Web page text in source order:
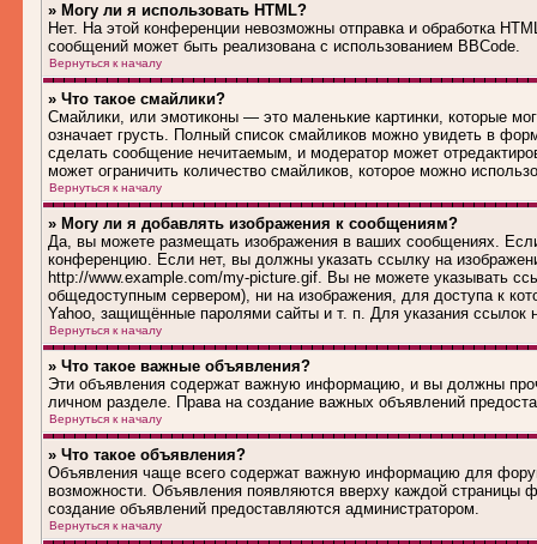
» Могу ли я использовать HTML?
Нет. На этой конференции невозможны отправка и обработка
сообщений может быть реализована с использованием BBCode.
Вернуться к началу
» Что такое смайлики?
Смайлики, или эмотиконы — это маленькие картинки, которые
означает грусть. Полный список смайликов можно увидеть в
сделать сообщение нечитаемым, и модератор может
может ограничить количество смайликов, которое можно
Вернуться к началу
» Могу ли я добавлять изображения к сообщениям?
Да, вы можете размещать изображения в ваших сообщениях.
конференцию. Если нет, вы должны указать ссылку на
http://www.example.com/my-picture.gif. Вы не можете указывать
общедоступным сервером), ни на изображения, для доступа к
Yahoo, защищённые паролями сайты и т. п. Для указания ссылок
Вернуться к началу
» Что такое важные объявления?
Эти объявления содержат важную информацию, и вы должны
личном разделе. Права на создание важных объявлений
Вернуться к началу
» Что такое объявления?
Объявления чаще всего содержат важную информацию для
возможности. Объявления появляются вверху каждой
создание объявлений предоставляются администратором.
Вернуться к началу